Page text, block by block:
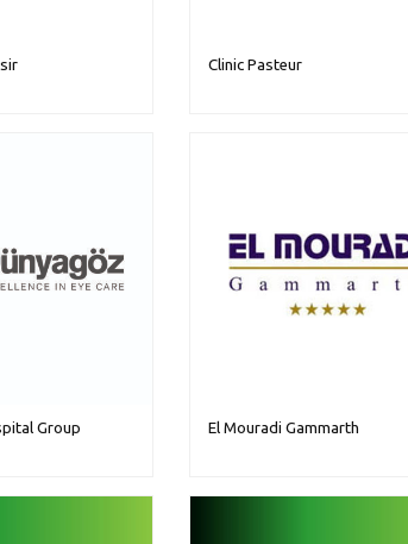
Clinic Pasteur
Group El Mouradi Gammarth